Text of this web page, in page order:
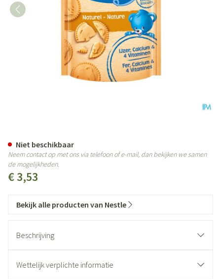
€ 3,53
Niet beschikbaar
Neem contact op met ons via telefoon of e-mail, dan bekijken we samen
de mogelijkheden.
Bekijk alle producten van Nestle
Beschrijving
Wettelijk verplichte informatie